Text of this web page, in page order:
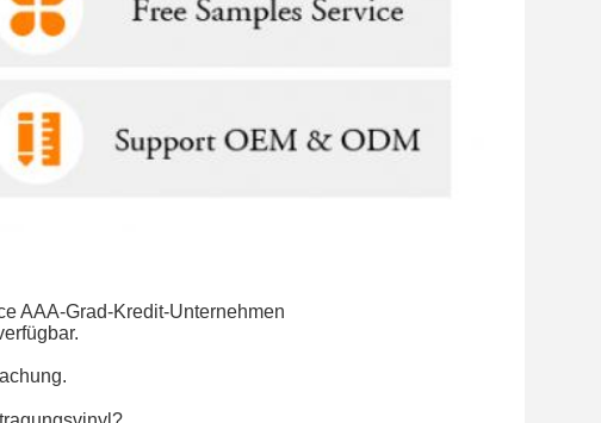
AAA-Grad-Kredit-Unternehmen